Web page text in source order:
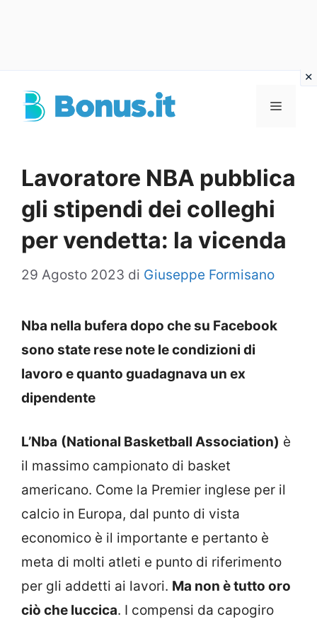
Menu
Lavoratore NBA pubblica
gli stipendi dei colleghi
per vendetta: la vicenda
29 Agosto 2023 di Giuseppe Formisano
Nba nella bufera dopo che su Facebook
sono state rese note le condizioni di
lavoro e quanto guadagnava un ex
dipendente
L’Nba (National Basketball Association) è
il massimo campionato di basket
americano. Come la Premier inglese per il
calcio in Europa, dal punto di vista
economico è il importante e pertanto è
meta di molti atleti e punto di riferimento
per gli addetti ai lavori. Ma non è tutto oro
ciò che luccica. I compensi da capogiro